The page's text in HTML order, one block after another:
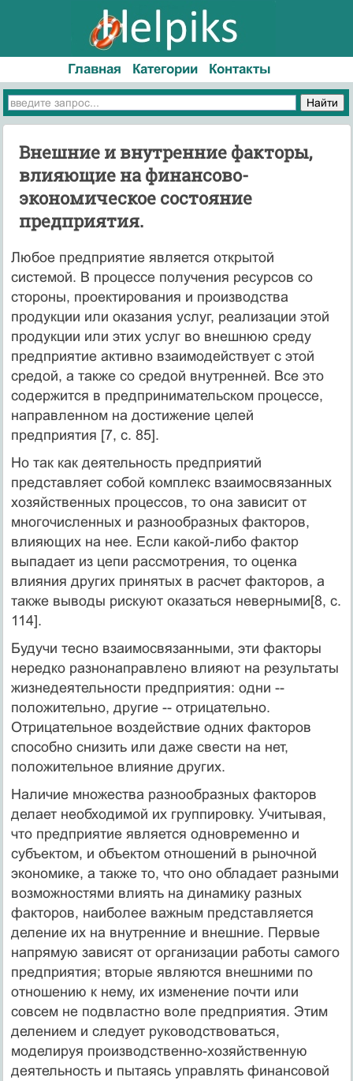
Главная Категории Контакты
Внешние и внутренние факторы,
влияющие на финансово-
экономическое состояние
предприятия.
Любое предприятие является открытой
системой. В процессе получения ресурсов со
стороны, проектирования и производства
продукции или оказания услуг, реализации этой
продукции или этих услуг во внешнюю среду
предприятие активно взаимодействует с этой
средой, а также со средой внутренней. Все это
содержится в предпринимательском процессе,
направленном на достижение целей
предприятия [7, с. 85].
Но так как деятельность предприятий
представляет собой комплекс взаимосвязанных
хозяйственных процессов, то она зависит от
многочисленных и разнообразных факторов,
влияющих на нее. Если какой-либо фактор
выпадает из цепи рассмотрения, то оценка
влияния других принятых в расчет факторов, а
также выводы рискуют оказаться неверными[8, c.
114].
Будучи тесно взаимосвязанными, эти факторы
нередко разнонаправлено влияют на результаты
жизнедеятельности предприятия: одни --
положительно, другие -- отрицательно.
Отрицательное воздействие одних факторов
способно снизить или даже свести на нет,
положительное влияние других.
Наличие множества разнообразных факторов
делает необходимой их группировку. Учитывая,
что предприятие является одновременно и
субъектом, и объектом отношений в рыночной
экономике, а также то, что оно обладает разными
возможностями влиять на динамику разных
факторов, наиболее важным представляется
деление их на внутренние и внешние. Первые
напрямую зависят от организации работы самого
предприятия; вторые являются внешними по
отношению к нему, их изменение почти или
совсем не подвластно воле предприятия. Этим
делением и следует руководствоваться,
моделируя производственно-хозяйственную
деятельность и пытаясь управлять финансовой